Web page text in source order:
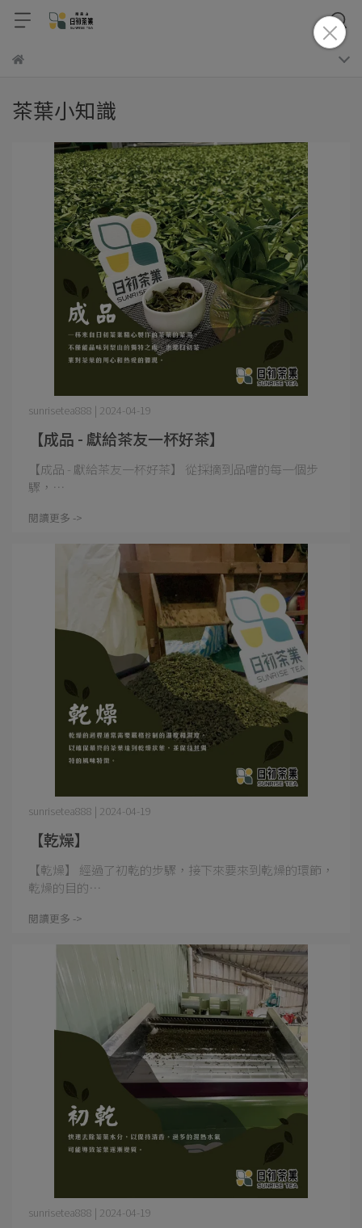
茶葉小知識
【成品 - 獻給茶友一杯好茶】
sunrisetea888 | 2024-04-19
【成品 - 獻給茶友一杯好茶】 從採摘到品嚐的每一個步
驟，⋯
閱讀更多 ->
【乾燥】
sunrisetea888 | 2024-04-19
【乾燥】 經過了初乾的步驟，接下來要來到乾燥的環節，
乾燥的目的⋯
閱讀更多 ->
sunrisetea888 | 2024-04-19